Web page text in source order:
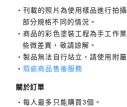
刊載的照片為使用樣品進行拍
部分規格不同的情況。
商品的彩色塗裝工程為手工作
些微差異，敬請諒解。
製品無法自行站立，請使用附
瑕疵商品售後服務
關於訂單
每人最多只能購買3個。